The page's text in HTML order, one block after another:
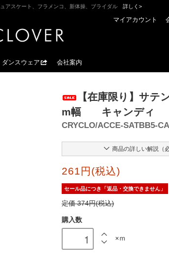
アスケート、フラメンコ、新体操、ブライダル 詳しく>
マイアカウント
ダンスウェア 会社案内
【在庫限り】サテ
m幅 キャンディ
CRYCLO/ACCE-SATBB5-
商品の詳しい解説（
261円(税込)
セール品につき「返品・交換できません」
定価 374円(税込)
購入数
×ｍ